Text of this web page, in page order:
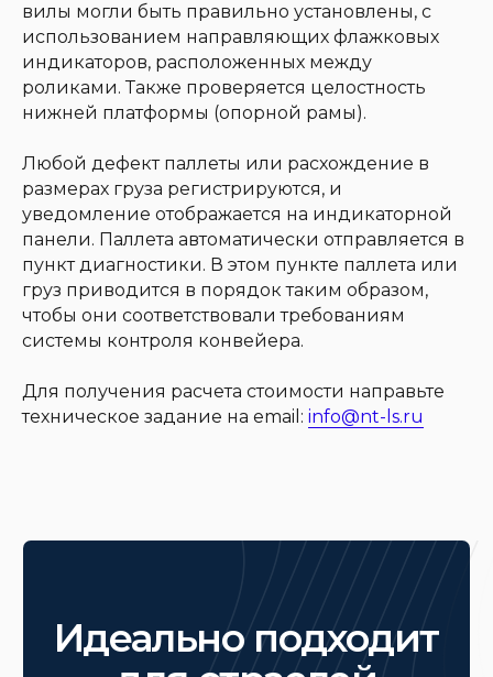
вилы могли быть правильно установлены, с
использованием направляющих флажковых
индикаторов, расположенных между
роликами. Также проверяется целостность
нижней платформы (опорной рамы).
Любой дефект паллеты или расхождение в
размерах груза регистрируются, и
уведомление отображается на индикаторной
панели. Паллета автоматически отправляется в
пункт диагностики. В этом пункте паллета или
груз приводится в порядок таким образом,
чтобы они соответствовали требованиям
системы контроля конвейера.
Для получения расчета стоимости направьте
техническое задание на email: info@nt-ls.ru
для отраслей
и e-commerce производство
Автомобильная
промышленность
Химическая
отрасль